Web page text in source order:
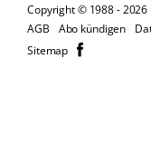
Copyright © 1988 -
EXTRA
AGB Abo kündigen
Sitemap 𝗳